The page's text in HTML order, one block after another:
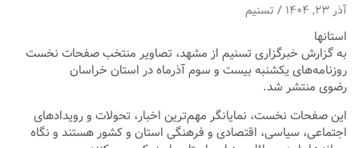
آذر ۲۳, ۱۴۰۴ تسنیم
استانها
به گزارش خبرگزاری تسنیم از مشهد، تصاویر منتخب صفحات نخست
روزنامه‌های یکشنبه بیست و سوم آذرماه در استان خراسان
رضوی منتشر شد.
این صفحات نخست، نمایانگر مهم‌ترین اخبار، تحولات و رویدادهای
اجتماعی، سیاسی، اقتصادی و فرهنگی استان و کشور هستند و نگاه